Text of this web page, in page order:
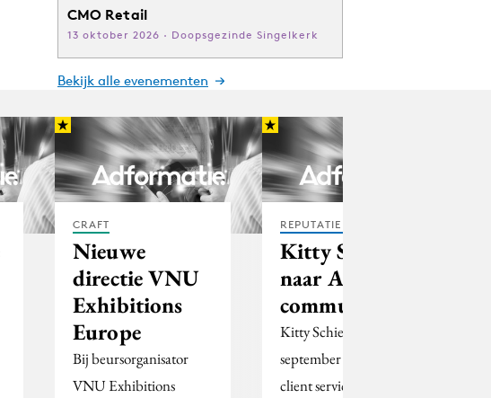
CMO Retail
13 oktober 2026 · Doopsgezinde Singelkerk
Bekijk alle evenementen
CRAFT
Nieuwe
directie VNU
Exhibitions
Europe
Bij beursorganisator
VNU Exhibitions
REPUTATIE & CRISIS
Kitty Schieck
naar ACA/JES
communicatie
Kitty Schieck is per 1
september gestart als
client services director